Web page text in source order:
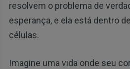
resolvem o problema de
esperança, e ela está dentro
células.
Imagine uma vida onde seu